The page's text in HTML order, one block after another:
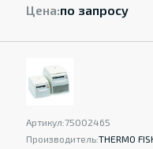
Цена:по запросу
Артикул:75002465
Производитель:THERMO